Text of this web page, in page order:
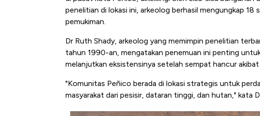
penelitian di lokasi ini, arkeolog berhasil mengungkap
pemukiman.
Dr Ruth Shady, arkeolog yang memimpin penelitian
tahun 1990-an, mengatakan penemuan ini penting
melanjutkan eksistensinya setelah sempat hancur akibat
"Komunitas Peñico berada di lokasi strategis untuk
masyarakat dari pesisir, dataran tinggi, dan hutan," kata